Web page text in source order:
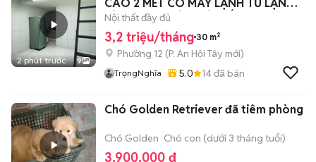
2 phút trước 9
CAO 2 MÉT CÓ MÁY LẠNH TỦ LẠNH
BÙI QUANG LÀ - GÒ VẤP
Nội thất đầy đủ
3,2 triệu/tháng 30 m²
Phường 12 (P. An Hội Tây mới)
TrọngNghĩa 5.0 14đã bán
Chó Golden Retriever đã tiêm phòng
Chó Golden Chó con (dưới 3 tháng tuổi)
3.900.000 đ